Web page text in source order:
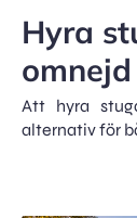
Hyra
omnejd
Att hyra
alternativ för